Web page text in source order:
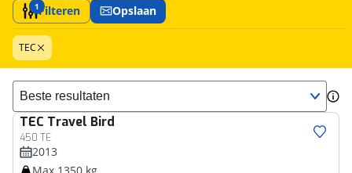
1Filteren Opslaan
TEC
Sorteer resultaten
TEC Travel Bird
450 TE
2013